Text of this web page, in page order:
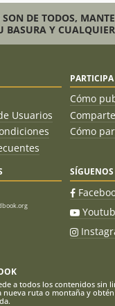
SON DE TODOS,
BASURA Y
Usuarios
PARTICIPA
Cómo
Cómo
SÍGUENOS
a todos los contenidos sin
nueva ruta o montaña y